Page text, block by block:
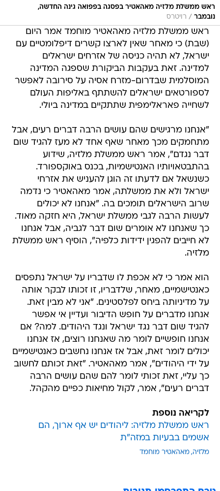
ראש ממשלת מלזיה מאהאטיר בפסגה בפפואה גינה החדשה,
נובמבר / רויטרס
ראש ממשלת מלזיה מאהאטיר מוחמד אמר היום
(שבת) כי מאחר שאין לארצו קשרים דיפלומטיים עם
ישראל, לא תהיה כניסה של אזרחים ישראלים
למדינה. זאת בעקבות הביקורת שספגה המדינה
המוסלמית שבדרום-מזרח אסיה על סירובה לאפשר
לספורטאים ישראלים להשתתף באליפות העולם
לשחייה פאראלימפית שתתקיים במדינה ביולי.
"אנחנו מרגישים שהם עושים הרבה דברים רעים, אבל
מתחמקים מכך מאחר שאף אחד לא מעז להגיד שום
דבר נגדם", אמר ראש ממשלת מלזיה, שידוע
בהתבטאויותיו האנטישמיות, בכנס באוקספורד.
כשנשאל אם לדעתו זה הוגן להעניש את אזרחי
ישראל ולא את ממשלתה, אמר מאהאטיר כי נדמה
שרוב הישראלים תומכים בה. "אנחנו לא יכולים
לעשות הרבה לגבי ממשלת ישראל, היא חזקה מאוד.
כך שאנחנו לא אומרים שום דבר לגביה, אבל אנחנו
לא חייבים להפגין ידידות כלפיה", הוסיף ראש ממשלת
מלזיה.
הוא אמר כי לא אכפת לו שדבריו על ישראל נתפסים
כאנטישמיים, מאחר, שלדבריו, זו זכותו לבקר אותה
על מדיניותה ביחס לפלסטינים. "אני לא מבין זאת.
אנחנו מדברים על חופש הדיבור ועדיין אי אפשר
להגיד שום דבר נגד ישראל ונגד היהודים. למה? אם
אנחנו חופשיים לומר מה שאנחנו רוצים, אז אנחנו
יכולים לומר זאת, אבל אז אנחנו נחשבים כאנטישמיים
על ידי היהודים", אמר מאהאטיר. "זאת זכותם לחשוב
כך עליי, זאת זכותי לומר להם שהם עושים הרבה
דברים רעים", אמר, לקול מחיאות כפיים מהקהל.
לקריאה נוספת
ראש ממשלת מלזיה: ליהודים יש אף ארוך, הם
אשמים בבעיות במזה"ת
מלזיה מאהאטיר מוחמד